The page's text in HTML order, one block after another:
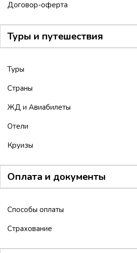
Договор-оферта
Туры и путешествия
Туры
Страны
ЖД и Авиабилеты
Отели
Круизы
Оплата и документы
Способы оплаты
Страхование